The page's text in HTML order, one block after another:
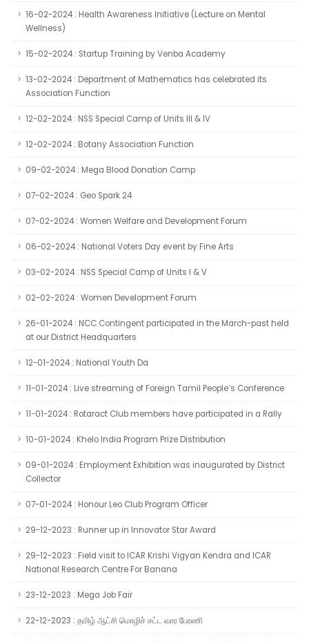
16-02-2024 : Health Awareness Initiative (Lecture on Mental
Wellness)
15-02-2024 : Startup Training by Venba Academy
13-02-2024 : Department of Mathematics has celebrated its
Association Function
12-02-2024 : NSS Special Camp of Units III & IV
12-02-2024 : Botany Association Function
09-02-2024 : Mega Blood Donation Camp
07-02-2024 : Geo Spark 24
07-02-2024 : Women Welfare and Development Forum
06-02-2024 : National Voters Day event by Fine Arts
03-02-2024 : NSS Special Camp of Units I & V
02-02-2024 : Women Development Forum
26-01-2024 : NCC Contingent participated in the March-past held
at our District Headquarters
12-01-2024 : National Youth Da
11-01-2024 : Live streaming of Foreign Tamil People’s Conference
11-01-2024 : Rotaract Club members have participated in a Rally
10-01-2024 : Khelo India Program Prize Distribution
09-01-2024 : Employment Exhibition was inaugurated by District
Collector
07-01-2024 : Honour Leo Club Program Officer
29-12-2023 : Runner up in Innovator Star Award
29-12-2023 : Field visit to ICAR Krishi Vigyan Kendra and ICAR
National Research Centre For Banana
23-12-2023 : Mega Job Fair
22-12-2023 : தமிழ் ஆட்சி மொழிச் சட்ட வார பேரணி